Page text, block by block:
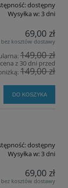
dostępny
Wysyłka w:3 dni
69,00 zł
bez kosztów dostawy
149,00 zł
z 30 dni przed
149,00 zł
DO KOSZYKA
dostępny
Wysyłka w:3 dni
69,00 zł
bez kosztów dostawy